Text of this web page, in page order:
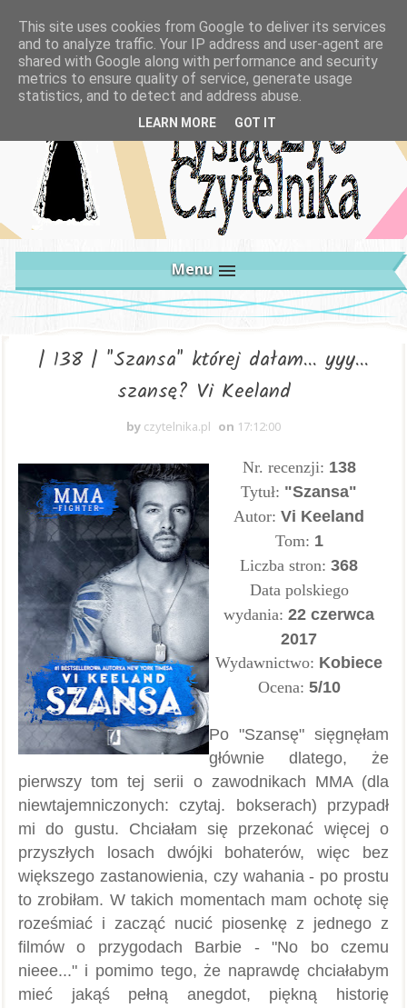
Menu
| 138 | "Szansa" której dałam... yyy...
szansę? Vi Keeland
by czytelnika.pl on 17:12:00
Nr. recenzji: 138
Tytuł: "Szansa"
Autor: Vi Keeland
Tom: 1
Liczba stron: 368
Data polskiego
wydania: 22 czerwca
2017
Wydawnictwo: Kobiece
Ocena: 5/10
Po "Szansę" sięgnęłam
głównie dlatego, że
pierwszy tom tej serii o zawodnikach MMA (dla
niewtajemniczonych: czytaj. bokserach) przypadł
mi do gustu. Chciałam się przekonać więcej o
przyszłych losach dwójki bohaterów, więc bez
większego zastanowienia, czy wahania - po prostu
to zrobiłam. W takich momentach mam ochotę się
roześmiać i zacząć nucić piosenkę z jednego z
filmów o przygodach Barbie - "No bo czemu
nieee..." i pomimo tego, że naprawdę chciałabym
mieć jakąś pełną anegdot, piękną historię
This site uses cookies from Google to deliver its services
and to analyze traffic. Your IP address and user-agent are
shared with Google along with performance and security
metrics to ensure quality of service, generate usage
statistics, and to detect and address abuse.
LEARN MORE GOT IT